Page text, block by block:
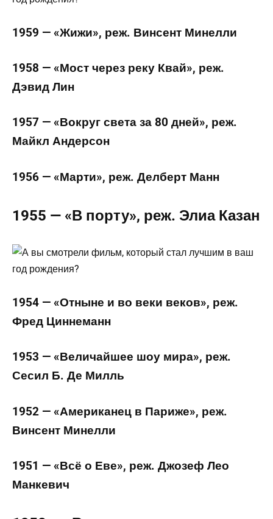
1959 — «Жижи», реж. Винсент Минелли
1958 — «Мост через реку Квай», реж.
Дэвид Лин
1957 — «Вокруг света за 80 дней», реж.
Майкл Андерсон
1956 — «Марти», реж. Делберт Манн
1955 — «В порту», реж. Элиа Казан
1954 — «Отныне и во веки веков», реж.
Фред Циннеманн
1953 — «Величайшее шоу мира», реж.
Сесил Б. Де Милль
1952 — «Американец в Париже», реж.
Винсент Минелли
1951 — «Всё о Еве», реж. Джозеф Лео
Манкевич